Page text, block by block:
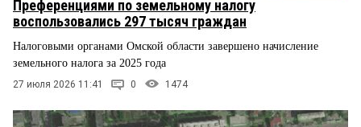
Преференциями по земельному налогу
воспользовались 297 тысяч граждан
Налоговыми органами Омской области завершено начисление
земельного налога за 2025 года
27 июля 2026 11:41 0 1474